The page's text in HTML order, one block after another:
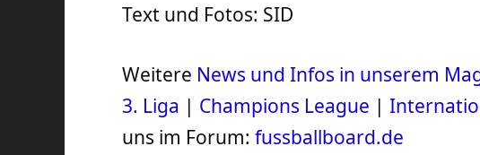
Text und Fotos: SID
Weitere News und Infos in unserem
3. Liga | Champions League |
uns im Forum:fussballboard.de